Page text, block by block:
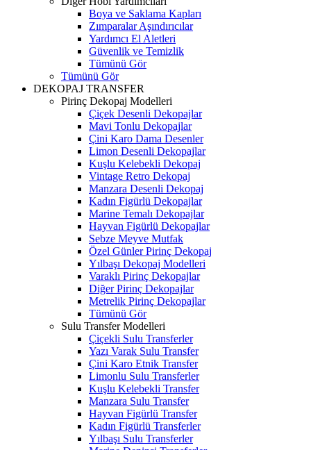
Boya ve Saklama Kapları
Zımparalar Aşındırıcılar
Yardımcı El Aletleri
Güvenlik ve Temizlik
Tümünü Gör
Tümünü Gör
DEKOPAJ TRANSFER
Pirinç Dekopaj Modelleri
Çiçek Desenli Dekopajlar
Mavi Tonlu Dekopajlar
Çini Karo Dama Desenler
Limon Desenli Dekopajlar
Kuşlu Kelebekli Dekopaj
Vintage Retro Dekopaj
Manzara Desenli Dekopaj
Kadın Figürlü Dekopajlar
Marine Temalı Dekopajlar
Hayvan Figürlü Dekopajlar
Sebze Meyve Mutfak
Özel Günler Pirinç Dekopaj
Yılbaşı Dekopaj Modelleri
Varaklı Pirinç Dekopajlar
Diğer Pirinç Dekopajlar
Metrelik Pirinç Dekopajlar
Tümünü Gör
Sulu Transfer Modelleri
Çiçekli Sulu Transferler
Yazı Varak Sulu Transfer
Çini Karo Etnik Transfer
Limonlu Sulu Transferler
Kuşlu Kelebekli Transfer
Manzara Sulu Transfer
Hayvan Figürlü Transfer
Kadın Figürlü Transferler
Yılbaşı Sulu Transferler